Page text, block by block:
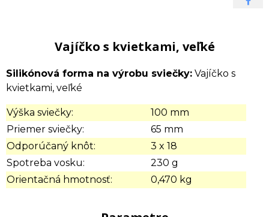
Vajíčko s kvietkami, veľké
Silikónová forma na výrobu sviečky: Vajíčko s
kvietkami, veľké
Výška sviečky:
100 mm
Priemer sviečky:
65 mm
Odporúčaný knôt:
3 x 18
Spotreba vosku:
230 g
Orientačná hmotnosť:
0,470 kg